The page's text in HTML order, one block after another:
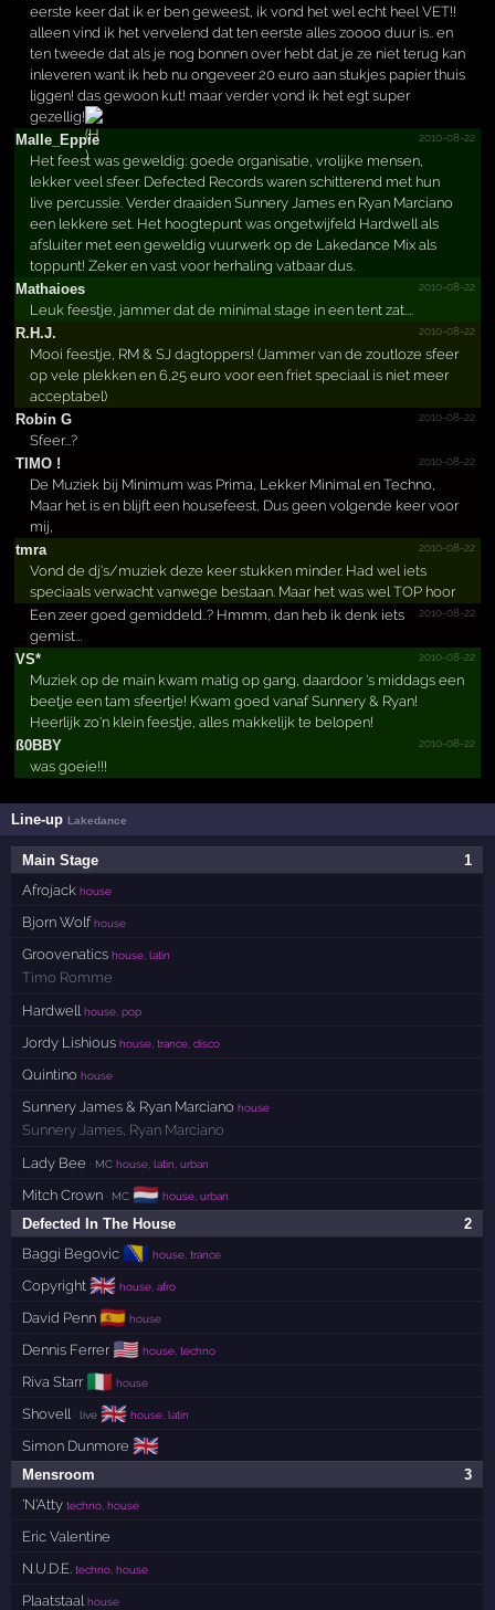
eerste keer dat ik er ben geweest, ik vond het wel echt heel VET!!
alleen vind ik het vervelend dat ten eerste alles zoooo duur is.. en
ten tweede dat als je nog bonnen over hebt dat je ze niet terug kan
inleveren want ik heb nu ongeveer 20 euro aan stukjes papier thuis
liggen! das gewoon kut! maar verder vond ik het egt super
gezellig!
Malle_Eppie
2010-08-22
Het feest was geweldig: goede organisatie, vrolijke mensen,
lekker veel sfeer. Defected Records waren schitterend met hun
live percussie. Verder draaiden Sunnery James en Ryan Marciano
een lekkere set. Het hoogtepunt was ongetwijfeld Hardwell als
afsluiter met een geweldig vuurwerk op de Lakedance Mix als
toppunt! Zeker en vast voor herhaling vatbaar dus.
Mathaioes
2010-08-22
Leuk feestje, jammer dat de minimal stage in een tent zat....
R.H.J.
2010-08-22
Mooi feestje, RM & SJ dagtoppers! (Jammer van de zoutloze sfeer
op vele plekken en 6,25 euro voor een friet speciaal is niet meer
acceptabel)
Robin G
2010-08-22
Sfeer...?
TIMO !
2010-08-22
De Muziek bij Minimum was Prima, Lekker Minimal en Techno,
Maar het is en blijft een housefeest, Dus geen volgende keer voor
mij,
tmra
2010-08-22
Vond de dj's/muziek deze keer stukken minder. Had wel iets
speciaals verwacht vanwege bestaan. Maar het was wel TOP hoor
2010-08-22
Een zeer goed gemiddeld..? Hmmm, dan heb ik denk iets
gemist...
VS*
2010-08-22
Muziek op de main kwam matig op gang, daardoor 's middags een
beetje een tam sfeertje! Kwam goed vanaf Sunnery & Ryan!
Heerlijk zo'n klein feestje, alles makkelijk te belopen!
ß0BBY
2010-08-22
was goeie!!!
Line-upLakedance
1
Main Stage
Afrojack house
Bjorn Wolf house
Groovenatics house, latin
Timo Romme
Hardwell house, pop
Jordy Lishious house, trance, disco
Quintino house
Sunnery James & Ryan Marciano house
Sunnery James, Ryan Marciano
Lady Bee · MC house, latin, urban
Mitch Crown · MC 🇳🇱 house, urban
2
Defected In The House
Baggi Begovic 🇧🇦 house, trance
Copyright 🇬🇧 house, afro
David Penn 🇪🇸 house
Dennis Ferrer 🇺🇸 house, techno
Riva Starr 🇮🇹 house
Shovell · live 🇬🇧 house, latin
Simon Dunmore 🇬🇧
3
Mensroom
'N'Atty techno, house
Eric Valentine
N.U.D.E. techno, house
Plaatstaal house